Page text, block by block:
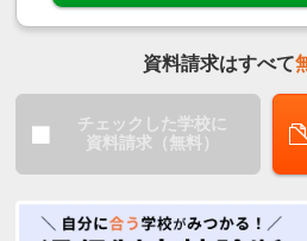
資料請求はすべて
チェックした学校に
資料請求（無料）